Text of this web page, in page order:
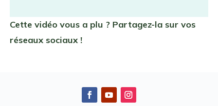
Cette vidéo vous a plu ? Partagez-la sur vos
réseaux sociaux !